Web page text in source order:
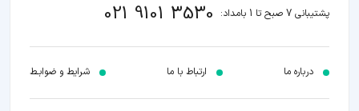
پشتیبانی 7 صبح تا 1 بامداد: 021 9101 3530
درباره ما ارتباط با ما شرایط و ضوابـط